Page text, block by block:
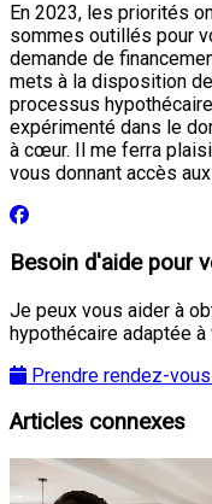
En 2023, les priorités
sommes outillés pour
demande de
mets à la disposition
processus
expérimenté dans le
à cœur. Il me ferra
vous donnant accès
Besoin d'aide pour
Je peux vous aider à
hypothécaire adaptée
Prendre rendez-vous
Articles connexes